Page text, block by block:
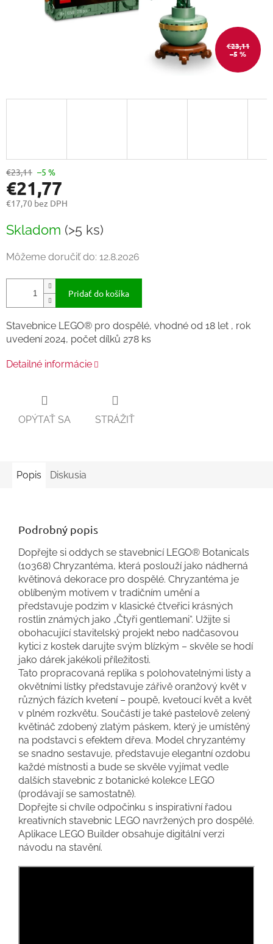
€23,11
–5 %
€23,11 –5 %
€21,77
€17,70 bez DPH
cena:
Skladom (>5 ks)
Môžeme doručiť do: 12.8.2026
Pridať do košíka
Stavebnice LEGO® pro dospělé, vhodné od 18 let , rok
uvedení 2024, počet dílků 278 ks
Detailné informácie
OPÝTAŤ SA STRÁŽIŤ
Popis Diskusia
Podrobný popis
Dopřejte si oddych se stavebnicí LEGO® Botanicals
(10368) Chryzantéma, která poslouží jako nádherná
květinová dekorace pro dospělé. Chryzantéma je
oblíbeným motivem v tradičním umění a
představuje podzim v klasické čtveřici krásných
rostlin známých jako „Čtyři gentlemani“. Užijte si
obohacující stavitelský projekt nebo nadčasovou
kytici z kostek darujte svým blízkým – skvěle se hodí
jako dárek jakékoli příležitosti.
Tato propracovaná replika s polohovatelnými listy a
okvětními lístky představuje zářivě oranžový květ v
různých fázích kvetení – poupě, kvetoucí květ a květ
v plném rozkvětu. Součástí je také pastelově zelený
květináč zdobený zlatým páskem, který je umístěný
na podstavci s efektem dřeva. Model chryzantémy
se snadno sestavuje, představuje elegantní ozdobu
každé místnosti a bude se skvěle vyjímat vedle
dalších stavebnic z botanické kolekce LEGO
(prodávají se samostatně).
Dopřejte si chvíle odpočinku s inspirativní řadou
kreativních stavebnic LEGO navržených pro dospělé.
Aplikace LEGO Builder obsahuje digitální verzi
návodu na stavění.